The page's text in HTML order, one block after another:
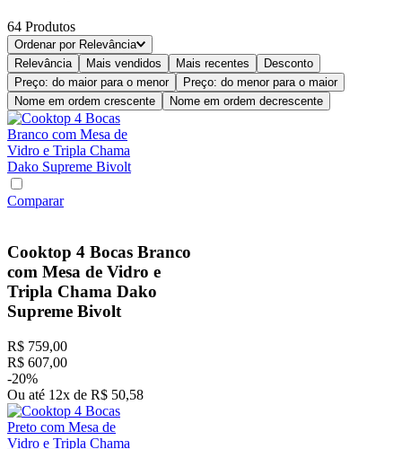
64 Produtos
Ordenar por Relevância
Relevância
Mais vendidos Mais recentes
Desconto
Preço: do maior para o menor
Preço: do menor para o maior
Nome em ordem crescente
Nome em ordem decrescente
Comparar
Cooktop 4 Bocas Branco
com Mesa de Vidro e
Tripla Chama Dako
Supreme Bivolt
R$ 759,00
R$ 607,00
-20%
Ou até 12x de R$ 50,58